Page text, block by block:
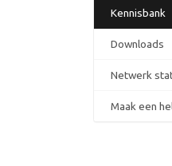
Kennisbank
Downloads
Netwerk
Maak een